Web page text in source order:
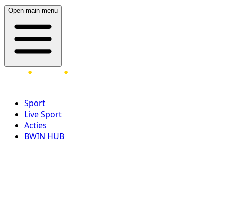
Open main menu
Sport
Live Sport
Acties
BWIN HUB